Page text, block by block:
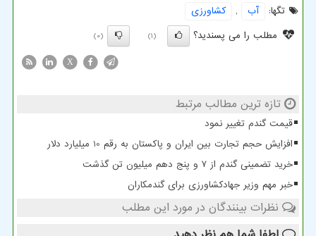
تگها:
آب ,
كشاورزی
مطلب را می پسندید؟
(1)
(0)
X
تازه ترین مطالب مرتبط
قیمت گندم تغییر نمود
افزایش حجم تجارت بین ایران و پاکستان به رقم 10 میلیارد دلار
خرید تضمینی گندم از ۷ و پنج دهم میلیون تن گذشت
خبر مهم وزیر جهادکشاورزی برای گندمکاران
نظرات بینندگان در مورد این مطلب